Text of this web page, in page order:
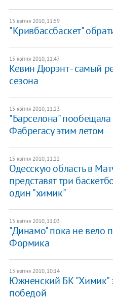
15 квітня 2010, 11:59
"Кривбассбаскет"
15 квітня 2010, 11:47
Кевин Дюрэнт - самый
сезона
15 квітня 2010, 11:23
"Барселона" пообещала
Фабрегасу этим летом
15 квітня 2010, 11:22
Одесскую область в
представят три
один "химик"
15 квітня 2010, 11:03
"Динамо" пока не вело
Формика
15 квітня 2010, 10:14
Южненский БК "Химик"
победой